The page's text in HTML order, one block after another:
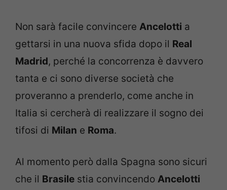
Non sarà facile convincere Ancelotti a
gettarsi in una nuova sfida dopo il Real
Madrid, perché la concorrenza è davvero
tanta e ci sono diverse società che
proveranno a prenderlo, come anche in
Italia si cercherà di realizzare il sogno dei
tifosi di Milan e Roma.
Al momento però dalla Spagna sono sicuri
che il Brasile stia convincendo Ancelotti